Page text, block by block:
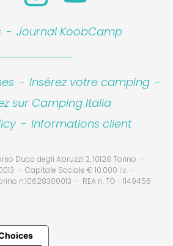
- Journal KoobCamp
- Insérez votre camping -
sur Camping Italia
- Informations client
Duca degli Abruzzi 2, 10128 Torino
Capitale Sociale € 10.000 i.v.
n.10628300013
REA n. TO - 1149456